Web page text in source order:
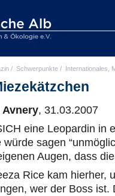
/ Schwerpunkte / Internationales,
Avnery, 31.03.2007
eine Leopardin in
würde sagen
Augen, dass
Rice kam hierher,
wer der Boss